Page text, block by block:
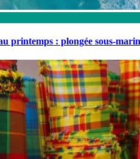
printemps : plongée sous-